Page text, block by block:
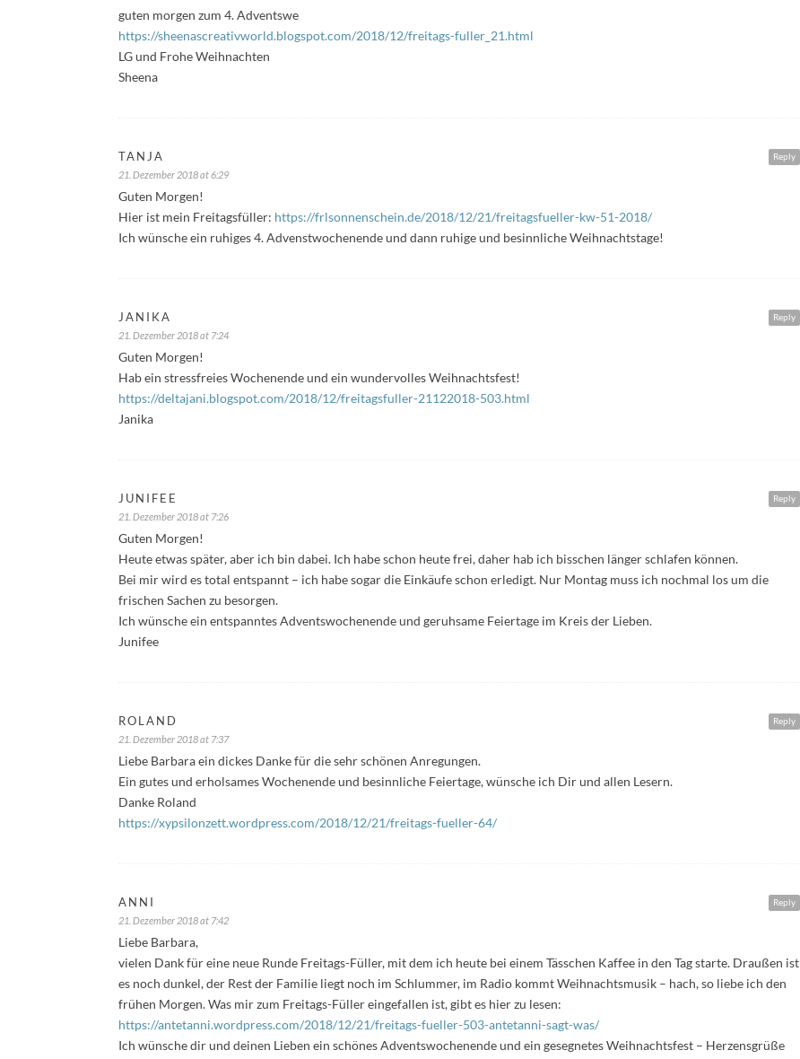
guten morgen zum 4. Adventswe
https://sheenascreativworld.blogspot.com/2018/12/freitags-fuller_21.html
LG und Frohe Weihnachten
Sheena
Reply
TANJA
21. Dezember 2018 at 6:29
Guten Morgen!
Hier ist mein Freitagsfüller: https://frlsonnenschein.de/2018/12/21/freitagsfueller-kw-51-2018/
Ich wünsche ein ruhiges 4. Advenstwochenende und dann ruhige und besinnliche Weihnachtstage!
Reply
JANIKA
21. Dezember 2018 at 7:24
Guten Morgen!
Hab ein stressfreies Wochenende und ein wundervolles Weihnachtsfest!
https://deltajani.blogspot.com/2018/12/freitagsfuller-21122018-503.html
Janika
Reply
JUNIFEE
21. Dezember 2018 at 7:26
Guten Morgen!
Heute etwas später, aber ich bin dabei. Ich habe schon heute frei, daher hab ich bisschen länger schlafen können.
Bei mir wird es total entspannt – ich habe sogar die Einkäufe schon erledigt. Nur Montag muss ich nochmal los um die
frischen Sachen zu besorgen.
Ich wünsche ein entspanntes Adventswochenende und geruhsame Feiertage im Kreis der Lieben.
Junifee
Reply
ROLAND
21. Dezember 2018 at 7:37
Liebe Barbara ein dickes Danke für die sehr schönen Anregungen.
Ein gutes und erholsames Wochenende und besinnliche Feiertage, wünsche ich Dir und allen Lesern.
Danke Roland
https://xypsilonzett.wordpress.com/2018/12/21/freitags-fueller-64/
Reply
ANNI
21. Dezember 2018 at 7:42
Liebe Barbara,
vielen Dank für eine neue Runde Freitags-Füller, mit dem ich heute bei einem Tässchen Kaffee in den Tag starte. Draußen ist
es noch dunkel, der Rest der Familie liegt noch im Schlummer, im Radio kommt Weihnachtsmusik – hach, so liebe ich den
frühen Morgen. Was mir zum Freitags-Füller eingefallen ist, gibt es hier zu lesen:
https://antetanni.wordpress.com/2018/12/21/freitags-fueller-503-antetanni-sagt-was/
Ich wünsche dir und deinen Lieben ein schönes Adventswochenende und ein gesegnetes Weihnachtsfest – Herzensgrüße